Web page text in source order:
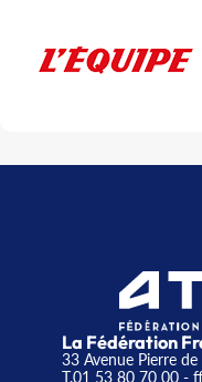
La Fédération
33 Avenue Pierre
T.01 53 80 70 00-